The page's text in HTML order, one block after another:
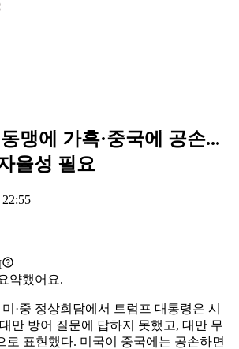
맹에 가혹·중국에 공손...
율성 필요
약했어요.
·중 정상회담에서 트럼프 대통령은 시
만 방어 질문에 답하지 못했고, 대만 무
로 표현했다. 미국이 중국에는 공손하면